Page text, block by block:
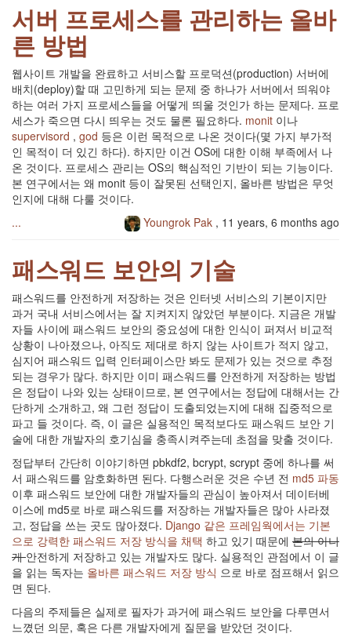
서버 프로세스를 관리하는 올바
른 방법
웹사이트 개발을 완료하고 서비스할 프로덕션(production) 서버에
배치(deploy)할 때 고민하게 되는 문제 중 하나가 서버에서 띄워야
하는 여러 가지 프로세스들을 어떻게 띄울 것인가 하는 문제다. 프로
세스가 죽으면 다시 띄우는 것도 물론 필요하다. monit 이나
supervisord , god 등은 이런 목적으로 나온 것이다(몇 가지 부가적
인 목적이 더 있긴 하다). 하지만 이건 OS에 대한 이해 부족에서 나
온 것이다. 프로세스 관리는 OS의 핵심적인 기반이 되는 기능이다.
본 연구에서는 왜 monit 등이 잘못된 선택인지, 올바른 방법은 무엇
인지에 대해 다룰 것이다.
...
Youngrok Pak , 11 years, 6 months ago
패스워드 보안의 기술
패스워드를 안전하게 저장하는 것은 인터넷 서비스의 기본이지만
과거 국내 서비스에서는 잘 지켜지지 않았던 부분이다. 지금은 개발
자들 사이에 패스워드 보안의 중요성에 대한 인식이 퍼져서 비교적
상황이 나아졌으나, 아직도 제대로 하지 않는 사이트가 적지 않고,
심지어 패스워드 입력 인터페이스만 봐도 문제가 있는 것으로 추정
되는 경우가 많다. 하지만 이미 패스워드를 안전하게 저장하는 방법
은 정답이 나와 있는 상태이므로, 본 연구에서는 정답에 대해서는 간
단하게 소개하고, 왜 그런 정답이 도출되었는지에 대해 집중적으로
파고 들 것이다. 즉, 이 글은 실용적인 목적보다도 패스워드 보안 기
술에 대한 개발자의 호기심을 충족시켜주는데 초점을 맞출 것이다.
정답부터 간단히 이야기하면 pbkdf2, bcrypt, scrypt 중에 하나를 써
서 패스워드를 암호화하면 된다. 다행스러운 것은 수년 전 md5 파동
이후 패스워드 보안에 대한 개발자들의 관심이 높아져서 데이터베
이스에 md5로 바로 패스워드를 저장하는 개발자들은 많아 사라졌
고, 정답을 쓰는 곳도 많아졌다. Django 같은 프레임웍에서는 기본
으로 강력한 패스워드 저장 방식을 채택 하고 있기 때문에 본의 아니
게안전하게 저장하고 있는 개발자도 많다. 실용적인 관점에서 이 글
을 읽는 독자는 올바른 패스워드 저장 방식 으로 바로 점프해서 읽으
면 된다.
다음의 주제들은 실제로 필자가 과거에 패스워드 보안을 다루면서
느꼈던 의문, 혹은 다른 개발자에게 질문을 받았던 것이다.